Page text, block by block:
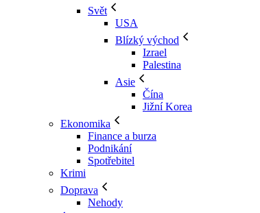
Svět
USA
Blízký východ
Izrael
Palestina
Asie
Čína
Jižní Korea
Ekonomika
Finance a burza
Podnikání
Spotřebitel
Krimi
Doprava
Nehody